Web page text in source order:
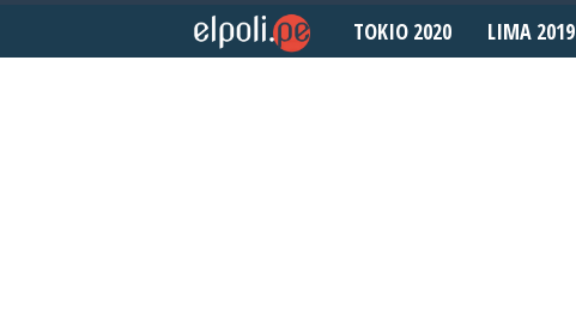
TOKIO 2020 LIMA 2019